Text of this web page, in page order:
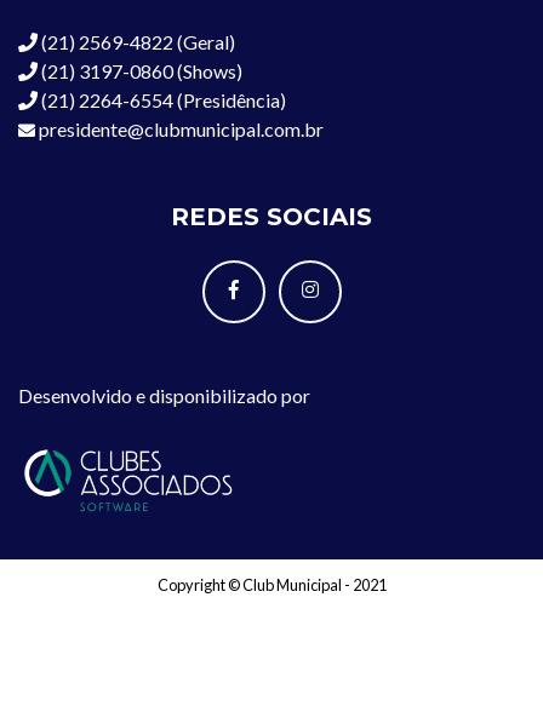
(21) 2569-4822 (Geral)
(21) 3197-0860 (Shows)
(21) 2264-6554 (Presidência)
presidente@clubmunicipal.com.br
REDES SOCIAIS
Desenvolvido e disponibilizado por
Copyright © Club Municipal - 2021